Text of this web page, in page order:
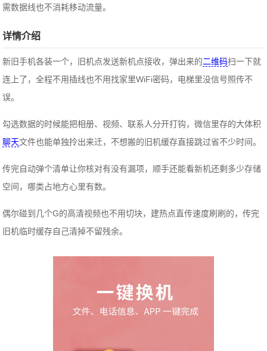
需数据线也不消耗移动流量。
详情介绍
新旧手机各装一个，旧机点发送新机点接收，弹出来的二维码扫一下就
连上了，全程不用插线也不用找家里WiFi密码，电梯里没信号照传不
误。
勾选数据的时候能把相册、视频、联系人分开打钩，微信里存的大体积
聊天文件也能单独拎出来迁，不想搬的旧机缓存直接跳过省不少时间。
传完自动弹个清单让你核对有没有漏项，顺手还能看新机还剩多少存储
空间，哪类占地方心里有数。
偶尔碰到几个G的高清视频也不用切块，建热点直传速度刷刷的，传完
旧机临时缓存自己清掉不留残余。